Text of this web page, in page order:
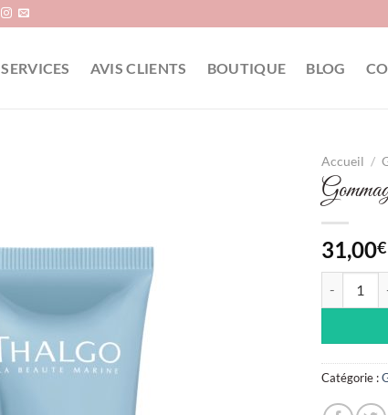
SERVICES AVIS CLIENTS BOUTIQUE BLOG
Accueil /
31,00€
Catégorie :